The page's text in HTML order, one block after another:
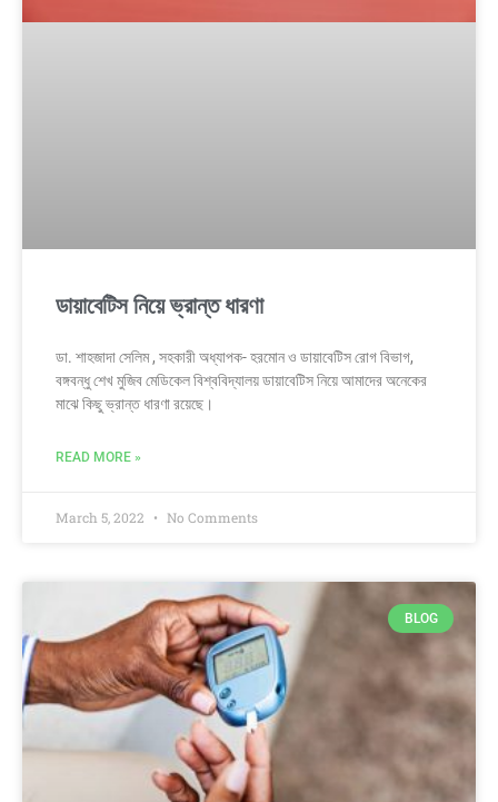
ডায়াবেটিস নিয়ে ভ্রান্ত ধারণা
ডা. শাহজাদা সেলিম , সহকারী অধ্যাপক- হরমোন ও ডায়াবেটিস রোগ বিভাগ,
বঙ্গবন্ধু শেখ মুজিব মেডিকেল বিশ্ববিদ্যালয় ডায়াবেটিস নিয়ে আমাদের অনেকের
মাঝে কিছু ভ্রান্ত ধারণা রয়েছে।
READ MORE »
March 5, 2022 No Comments
BLOG